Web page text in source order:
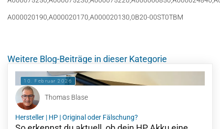
A000020190,A000020170,A000020130,0B20-00ST0TBM
Weitere Blog-Beiträge in dieser Kategorie
10. Februar 2026
Thomas Blase
Hersteller | HP |Original oder Fälschung?